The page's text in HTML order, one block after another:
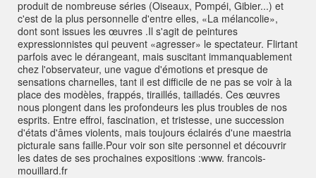
produit de nombreuse séries (Oiseaux, Pompéi, Gibier...) et
c'est de la plus personnelle d'entre elles, «La mélancolie»,
dont sont issues les œuvres .Il s'agit de peintures
expressionnistes qui peuvent «agresser» le spectateur. Flirtant
parfois avec le dérangeant, mais suscitant immanquablement
chez l'observateur, une vague d'émotions et presque de
sensations charnelles, tant il est difficile de ne pas se voir à la
place des modèles, frappés, tiraillés, tailladés. Ces œuvres
nous plongent dans les profondeurs les plus troubles de nos
esprits. Entre effroi, fascination, et tristesse, une succession
d'états d'âmes violents, mais toujours éclairés d'une maestria
picturale sans faille.Pour voir son site personnel et découvrir
les dates de ses prochaines expositions :www. francois-
mouillard.fr